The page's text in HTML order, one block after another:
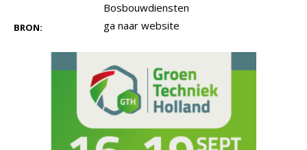
Bosbouwdiensten
BRON: ga naar website